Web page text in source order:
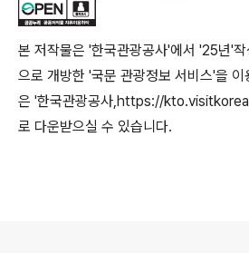
본 저작물은 '한국관광공사'에서 '25년'
으로 개방한 '국문 관광정보 서비스'을
은 '한국관광공사,https://
로 다운받으실 수 있습니다.